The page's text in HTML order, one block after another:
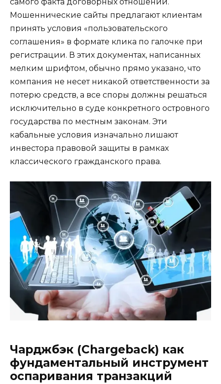
Мошеннические сайты предлагают клиентам
принять условия «пользовательского
соглашения» в формате клика по галочке при
регистрации. В этих документах, написанных
мелким шрифтом, обычно прямо указано, что
компания не несет никакой ответственности за
потерю средств, а все споры должны решаться
исключительно в суде конкретного островного
государства по местным законам. Эти
кабальные условия изначально лишают
инвестора правовой защиты в рамках
классического гражданского права.
Чарджбэк (Chargeback) как
фундаментальный инструмент
оспаривания транзакций